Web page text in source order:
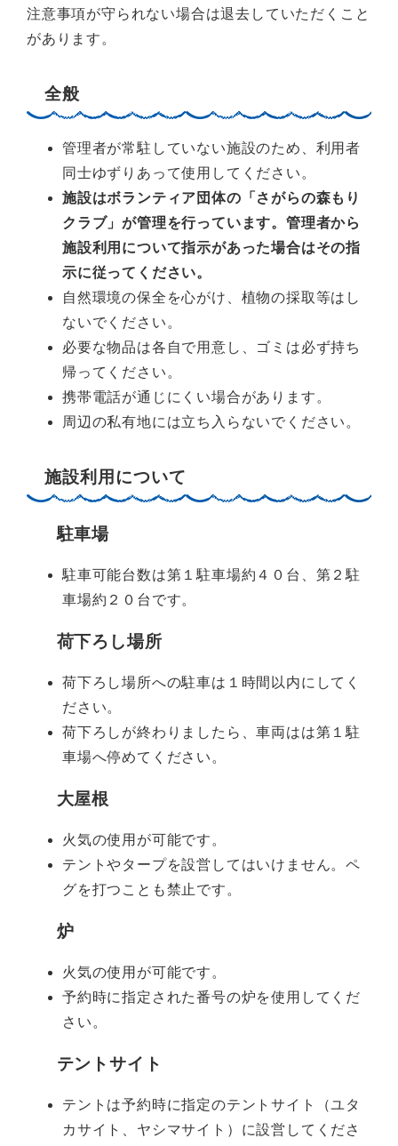
注意事項が守られない場合は退去していただくこと
があります。
全般
管理者が常駐していない施設のため、利用者
同士ゆずりあって使用してください。
施設はボランティア団体の「さがらの森もり
クラブ」が管理を行っています。管理者から
施設利用について指示があった場合はその指
示に従ってください。
自然環境の保全を心がけ、植物の採取等はし
ないでください。
必要な物品は各自で用意し、ゴミは必ず持ち
帰ってください。
携帯電話が通じにくい場合があります。
周辺の私有地には立ち入らないでください。
施設利用について
駐車場
駐車可能台数は第１駐車場約４０台、第２駐
車場約２０台です。
荷下ろし場所
荷下ろし場所への駐車は１時間以内にしてく
ださい。
荷下ろしが終わりましたら、車両はは第１駐
車場へ停めてください。
大屋根
火気の使用が可能です。
テントやタープを設営してはいけません。ペ
グを打つことも禁止です。
炉
火気の使用が可能です。
予約時に指定された番号の炉を使用してくだ
さい。
テントサイト
テントは予約時に指定のテントサイト（ユタ
カサイト、ヤシマサイト）に設営してくださ